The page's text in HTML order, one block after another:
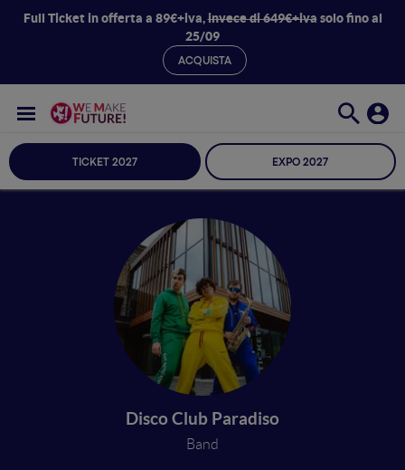
Full Ticket in offerta a 89€+iva,invece di 649€+ivasolo fino al
25/09
ACQUISTA
TICKET 2027 EXPO 2027
Disco Club Paradiso
Band